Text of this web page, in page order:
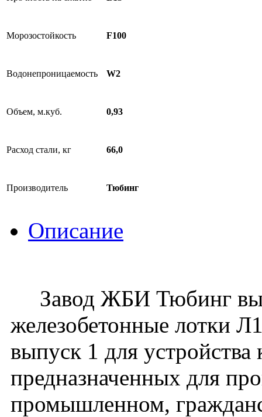
Морозостойкость F100
Водонепроницаемость W2
Объем, м.куб. 0,93
Расход стали, кг 66,0
Производитель Тюбинг
Описание
Завод ЖБИ Тюбинг
железобетонные лотки
выпуск 1 для устройства
предназначенных для
промышленном,